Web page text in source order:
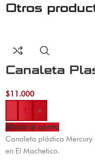
Otros
Canaleta
$11.000
-
+
Añadir al carrito
Canaleta plástica
en El Machetico.